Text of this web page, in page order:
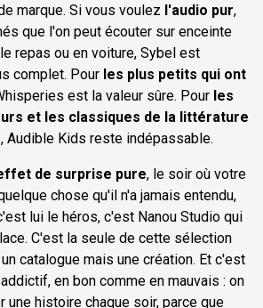
marque. Si vous voulez l'audio pur,
que l'on peut écouter sur enceinte
repas ou en voiture, Sybel est
complet. Pour les plus petits qui ont
est la valeur sûre. Pour les
et les classiques de la littérature
, Audible Kids reste indépassable.
de surprise pure, le soir où votre
chose qu'il n'a jamais entendu,
lui le héros, c'est Nanou Studio qui
C'est la seule de cette sélection
catalogue mais une création. Et c'est
en bon comme en mauvais : on
une histoire chaque soir, parce que